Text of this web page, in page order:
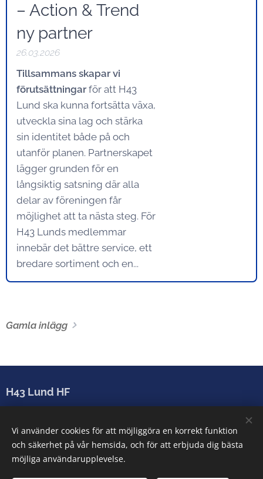
– Action & Trend
ny partner
26.03.2026
Tillsammans skapar vi
förutsättningar för att H43
Lund ska kunna fortsätta växa,
utveckla sina lag och stärka
sin identitet både på och
utanför planen. Partnerskapet
lägger grunden för en
långsiktig satsning där alla
delar av föreningen får
möjlighet att ta nästa steg. För
H43 Lunds medlemmar
innebär det bättre service, ett
bredare sortiment och en...
Gamla inlägg
H43 Lund HF
Arenatorget 2-6, 222 28 Lund
info@h43lund.se
Vi använder cookies för att möjliggöra en korrekt funktion
och säkerhet på vår hemsida, och för att erbjuda dig bästa
möjliga användarupplevelse.